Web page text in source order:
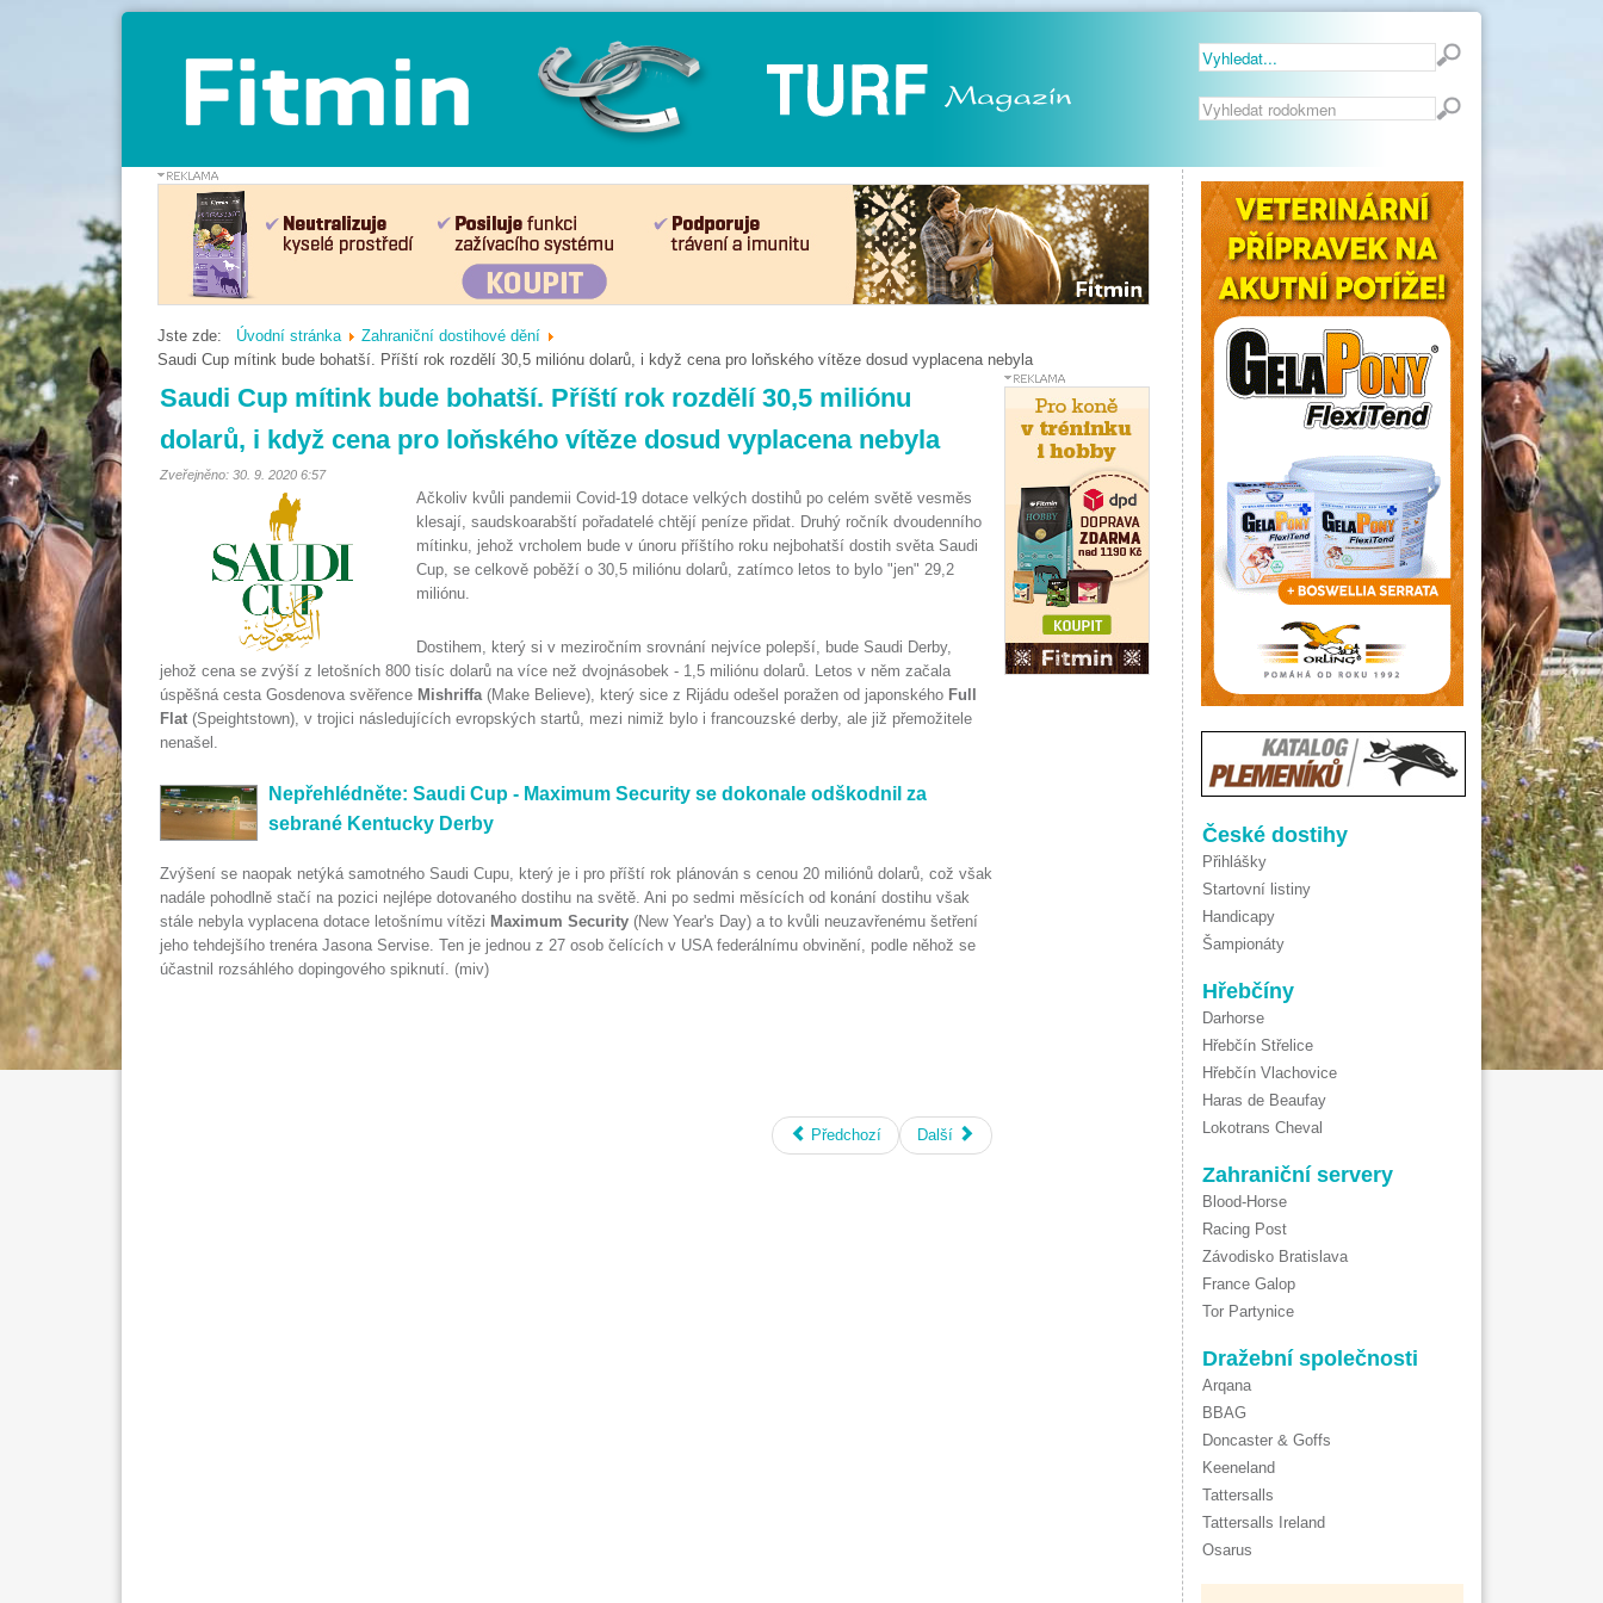
Vyhledávání...
České dostihy
Přihlášky
Startovní listiny
Handicapy
Šampionáty
Hřebčíny
Darhorse
Hřebčín Střelice
Hřebčín Vlachovice
Haras de Beaufay
Lokotrans Cheval
Zahraniční servery
Blood-Horse
Racing Post
Závodisko Bratislava
France Galop
Tor Partynice
Dražební společnosti
Arqana
BBAG
Doncaster & Goffs
Keeneland
Tattersalls
Tattersalls Ireland
Osarus
Jste zde: Úvodní stránka
Zahraniční dostihové dění
Saudi Cup mítink bude bohatší. Příští rok rozdělí 30,5 miliónu dolarů, i když cena pro loňského vítěze dosud vyplacena nebyla
Saudi Cup mítink bude bohatší. Příští rok rozdělí 30,5 miliónu
dolarů, i když cena pro loňského vítěze dosud vyplacena nebyla
Zveřejněno: 30. 9. 2020 6:57
Ačkoliv kvůli pandemii Covid-19 dotace velkých dostihů po celém světě vesměs
klesají, saudskoarabští pořadatelé chtějí peníze přidat. Druhý ročník dvoudenního
mítinku, jehož vrcholem bude v únoru příštího roku nejbohatší dostih světa Saudi
Cup, se celkově poběží o 30,5 miliónu dolarů, zatímco letos to bylo "jen" 29,2
miliónu.
Dostihem, který si v meziročním srovnání nejvíce polepší, bude Saudi Derby,
jehož cena se zvýší z letošních 800 tisíc dolarů na více než dvojnásobek - 1,5 miliónu dolarů. Letos v něm začala
úspěšná cesta Gosdenova svěřence Mishriffa(Make Believe), který sice z Rijádu odešel poražen od japonského Full
Flat (Speightstown), v trojici následujících evropských startů, mezi nimiž bylo i francouzské derby, ale již přemožitele
nenašel.
Nepřehlédněte: Saudi Cup - Maximum Security se dokonale odškodnil za
sebrané Kentucky Derby
Zvýšení se naopak netýká samotného Saudi Cupu, který je i pro příští rok plánován s cenou 20 miliónů dolarů, což však
nadále pohodlně stačí na pozici nejlépe dotovaného dostihu na světě. Ani po sedmi měsících od konání dostihu však
stále nebyla vyplacena dotace letošnímu vítězi Maximum Security (New Year's Day) a to kvůli neuzavřenému šetření
jeho tehdejšího trenéra Jasona Servise. Ten je jednou z 27 osob čelících v USA federálnímu obvinění, podle něhož se
účastnil rozsáhlého dopingového spiknutí. (miv)
Předchozí Další